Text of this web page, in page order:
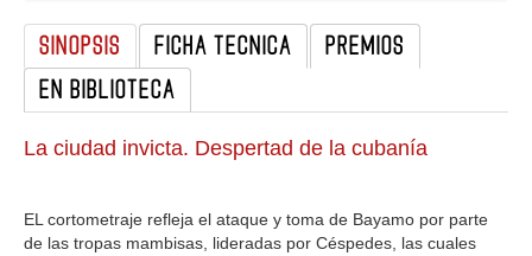
SINOPSIS FICHA TECNICA
PREMIOS
EN BIBLIOTECA
La ciudad invicta. Despertad de la cubanía
EL cortometraje refleja el ataque y toma de Bayamo por parte
de las tropas mambisas, lideradas por Céspedes, las cuales